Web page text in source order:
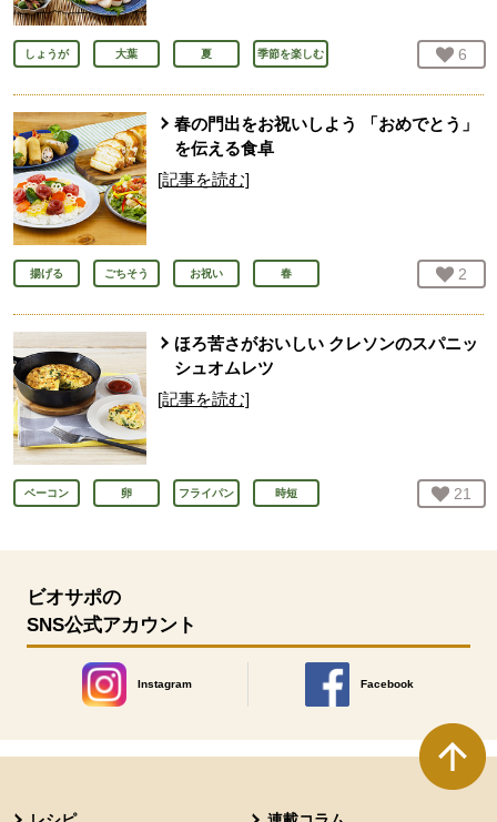
しょうが 大葉 夏 季節を楽しむ お気
6
春の門出をお祝いしよう 「おめでとう」
を伝える食卓
[記事を読む]
揚げる ごちそう お祝い 春 お気
2
ほろ苦さがおいしい クレソンのスパニッ
シュオムレツ
[記事を読む]
ベーコン 卵 フライパン 時短 お気
21
ビオサポの
SNS公式アカウント
Instagram
別のウィンドウで開きます。
Facebook
別のウィンドウで開きます